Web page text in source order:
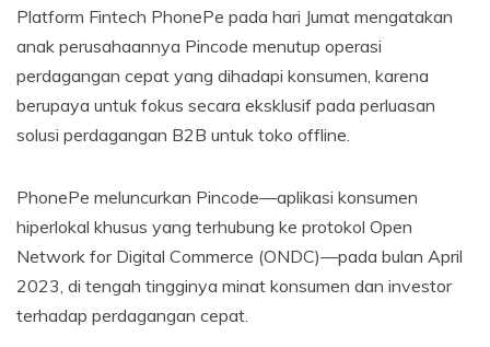
Platform Fintech PhonePe pada hari Jumat mengatakan
anak perusahaannya Pincode menutup operasi
perdagangan cepat yang dihadapi konsumen, karena
berupaya untuk fokus secara eksklusif pada perluasan
solusi perdagangan B2B untuk toko offline.
PhonePe meluncurkan Pincode—aplikasi konsumen
hiperlokal khusus yang terhubung ke protokol Open
Network for Digital Commerce (ONDC)—pada bulan April
2023, di tengah tingginya minat konsumen dan investor
terhadap perdagangan cepat.